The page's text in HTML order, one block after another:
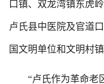
口镇、双龙湾镇东虎
卢氏县中医院及官道
国文明单位和文明村镇
“卢氏作为革命老区